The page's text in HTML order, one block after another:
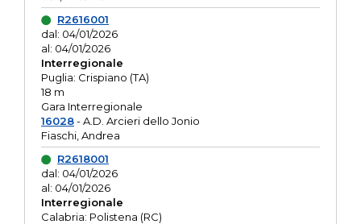
R2616001
dal: 04/01/2026
al: 04/01/2026
Interregionale
Puglia: Crispiano (TA)
18 m
Gara Interregionale
16028- A.D. Arcieri dello Jonio
Fiaschi, Andrea
R2618001
dal: 04/01/2026
al: 04/01/2026
Interregionale
Calabria: Polistena (RC)